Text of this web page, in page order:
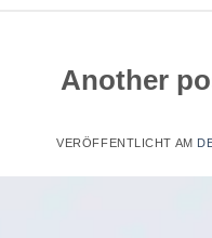
Another
VERÖFFENTLICHT AM